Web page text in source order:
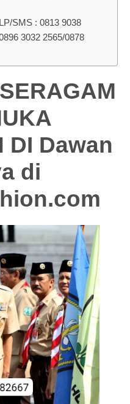
SMS : 0813 9038
3032 2565/0878
DI Dawan
di